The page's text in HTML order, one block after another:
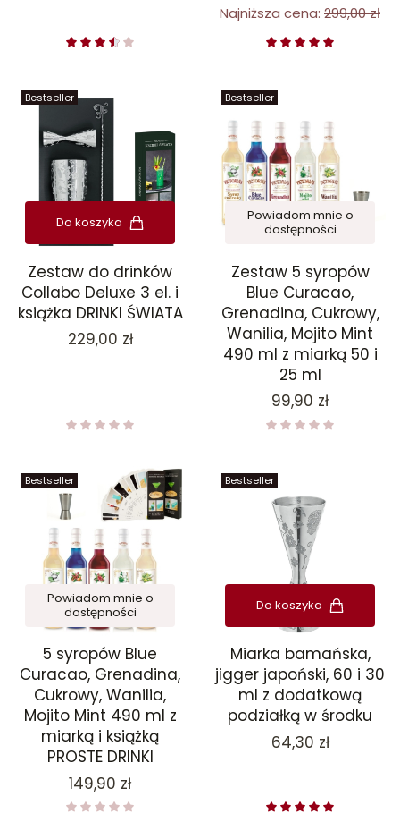
Najniższa cena: 299,00 zł
Bestseller
Do koszyka
Zestaw do drinków
Collabo Deluxe 3 el. i
książka DRINKI ŚWIATA
Cena
229,00 zł
Bestseller
Powiadom mnie o
dostępności
Zestaw 5 syropów
Blue Curacao,
Grenadina, Cukrowy,
Wanilia, Mojito Mint
490 ml z miarką 50 i
25 ml
Cena
99,90 zł
Bestseller
Powiadom mnie o
dostępności
5 syropów Blue
Curacao, Grenadina,
Cukrowy, Wanilia,
Mojito Mint 490 ml z
miarką i książką
PROSTE DRINKI
Cena
149,90 zł
Bestseller
Do koszyka
Miarka bamańska,
jigger japoński, 60 i 30
ml z dodatkową
podziałką w środku
Cena
64,30 zł